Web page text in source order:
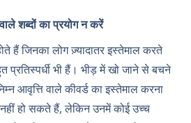
शब्दों का प्रयोग न करें
हैं जिनका लोग ज़्यादातर इस्तेमाल करते
प्रतिस्पर्धी भी हैं। भीड़ में खो जाने से बचने
आवृत्ति वाले कीवर्ड का इस्तेमाल करना
हो सकते हैं, लेकिन उनमें कोई उच्च